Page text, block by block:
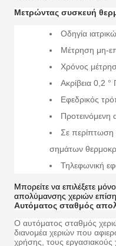
Μετρώντας συσκευή
Οδηγία
Μέτρηση μη-
Χρόνος
Ακρίβεια 0,2 °
Εφεδρικός
Σε περίπτωση
σημάτων
Τηλεφωνική
Μπορείτε να επιλέξετε
απολύμανσης χεριών
Αυτόματος σταθμός
Ο αυτόματος σταθμός
διανομέα χεριών που
χρήσης, τους εργασιακούς